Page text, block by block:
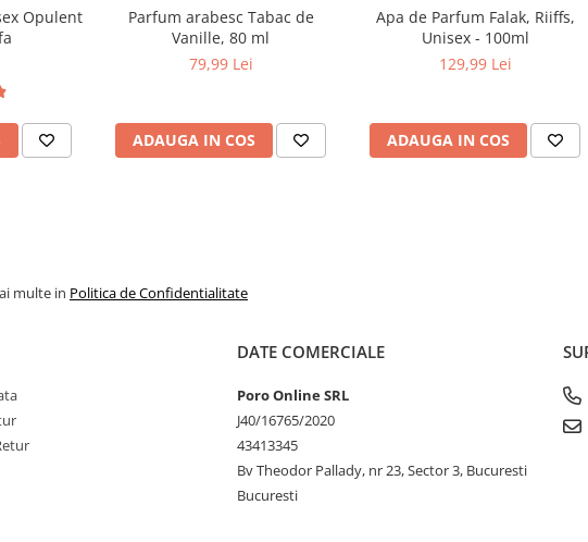
Opulent
Parfum arabesc Tabac de
Vanille, 80 ml
79,99 Lei
ADAUGA IN COS
Apa de Parfum Falak, Riiffs,
Unisex - 100ml
129,99 Lei
ADAUGA IN COS
multe in Politica de Confidentialitate
DATE COMERCIALE
Poro Online SRL
J40/16765/2020
43413345
Bv Theodor Pallady, nr 23, Sector 3, Bucuresti
Bucuresti